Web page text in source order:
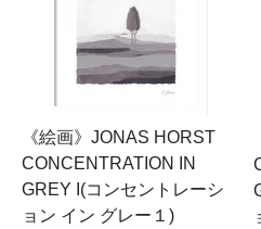
《絵画》JONAS HORST
CONCENTRATION IN
GREY I(コンセントレーシ
ョン イン グレー１)